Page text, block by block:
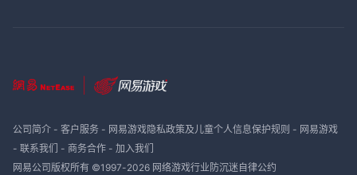
公司简介- 客户服务- 网易游戏隐私政策及儿童个人信息保护规则 - 网易游戏
- 联系我们 - 商务合作- 加入我们
网易公司版权所有 ©1997-2026 网络游戏行业防沉迷自律公约